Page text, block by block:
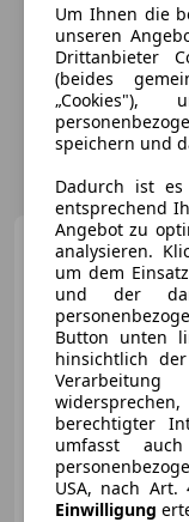
Um Ihnen die
unseren
Drittanbieter
(beides
„Cookies"),
speichern und
Dadurch ist es
entsprechend
Angebot zu
analysieren.
um dem
und der
Button unten
hinsichtlich
Verarbeitung
berechtigter
umfasst
USA, nach Art.
Einwilligung